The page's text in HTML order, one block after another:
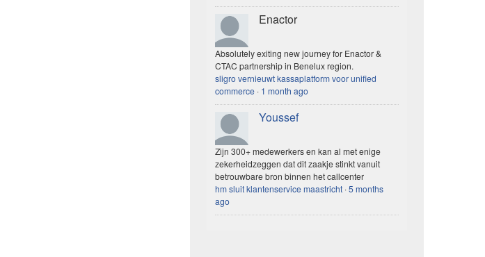
Enactor
Absolutely exiting new journey for Enactor &
CTAC partnership in Benelux region.
sligro vernieuwt kassaplatform voor unified
commerce · 1 month ago
Youssef
Zijn 300+ medewerkers en kan al met enige
zekerheidzeggen dat dit zaakje stinkt vanuit
betrouwbare bron binnen het callcenter
hm sluit klantenservice maastricht ·5 months
ago